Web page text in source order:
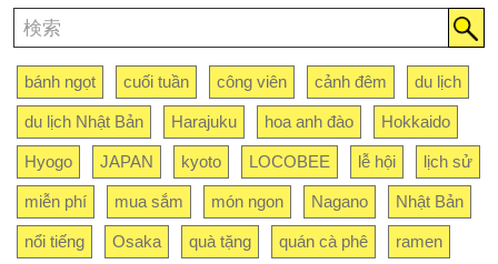
bánh ngọt cuối tuần công viên cảnh đêm du lịch
du lịch Nhật Bản Harajuku hoa anh đào Hokkaido
Hyogo JAPAN kyoto LOCOBEE lễ hội lịch sử
miễn phí mua sắm món ngon Nagano Nhật Bản
nổi tiếng Osaka quà tặng quán cà phê ramen